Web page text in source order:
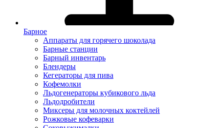
Барное
Аппараты для горячего шоколада
Барные станции
Барный инвентарь
Блендеры
Кегераторы для пива
Кофемолки
Льдогенераторы кубикового льда
Льдодробители
Миксеры для молочных коктейлей
Рожковые кофеварки